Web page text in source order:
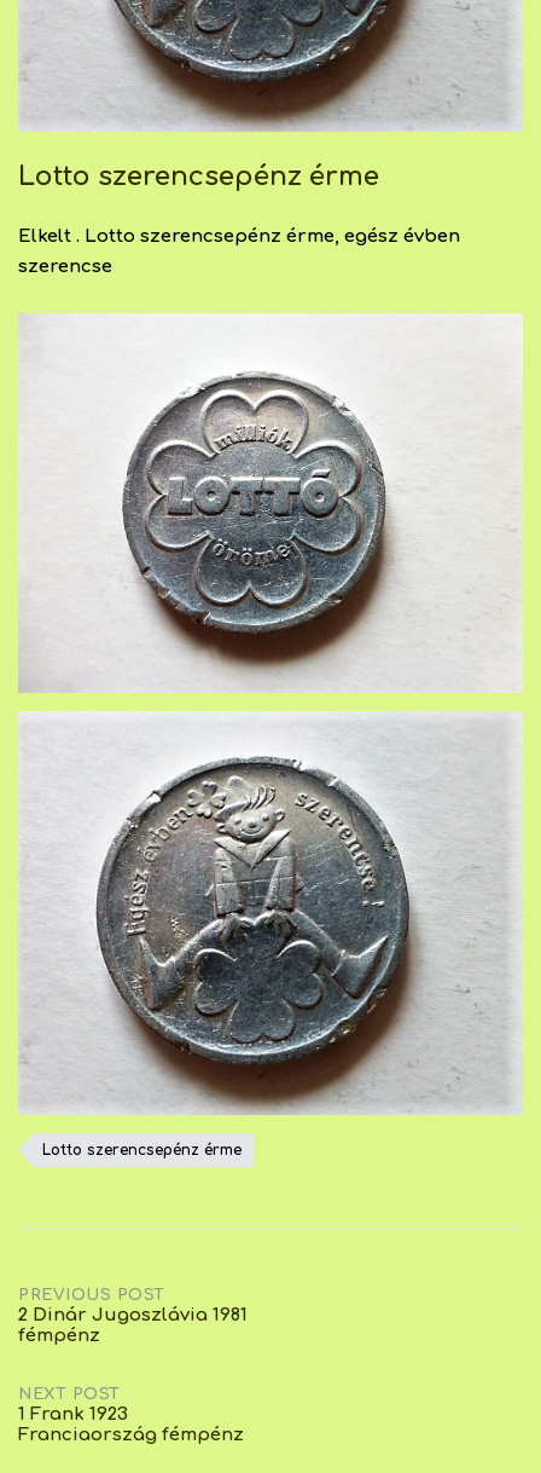
Lotto szerencsepénz érme
Elkelt . Lotto szerencsepénz érme, egész évben
szerencse
Lotto szerencsepénz érme
Post
PREVIOUS POST
2 Dinár Jugoszlávia 1981
fémpénz
NEXT POST
1 Frank 1923
Franciaország fémpénz